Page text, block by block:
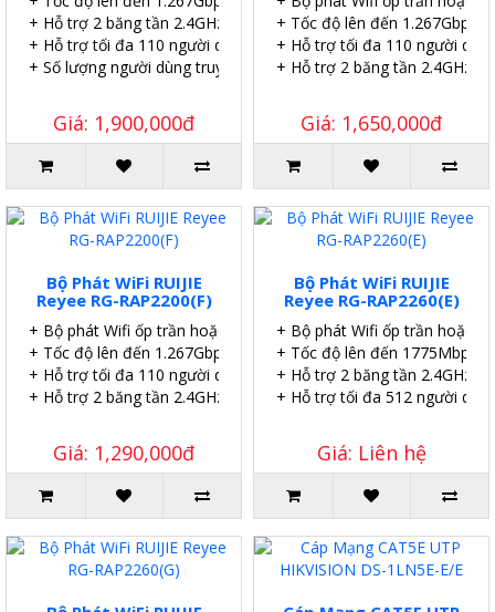
+ Hỗ trợ 2 băng tần 2.4GHz và 5GHz
+ Hỗ trợ tối đa 110 người dùng | 8 SSID.
+ Số lượng người dùng truy cập đồng thời đề xuất là 24+.
Giá: 1,900,000đ
+ Tốc độ lên đến 1.267Gbps.
+ Hỗ trợ tối đa 110 người
+ Hỗ trợ 2 băng tần 2.4GHz và
Giá: 1,650,000đ
Bộ Phát WiFi RUIJIE
Reyee RG-RAP2200(F)
+ Bộ phát Wifi ốp trần hoặc gắn tường.
+ Tốc độ lên đến 1.267Gbps
+ Hỗ trợ tối đa 110 người dùng | 8 SSID.
+ Hỗ trợ 2 băng tần 2.4GHz và 5GHz.
Giá: 1,290,000đ
Bộ Phát WiFi RUIJIE
Reyee RG-RAP2260(E)
+ Bộ phát Wifi ốp trần hoặc
+ Tốc độ lên đến 1775Mbps.
+ Hỗ trợ 2 băng tần 2.4GHz và
+ Hỗ trợ tối đa 512 người
Giá: Liên hệ